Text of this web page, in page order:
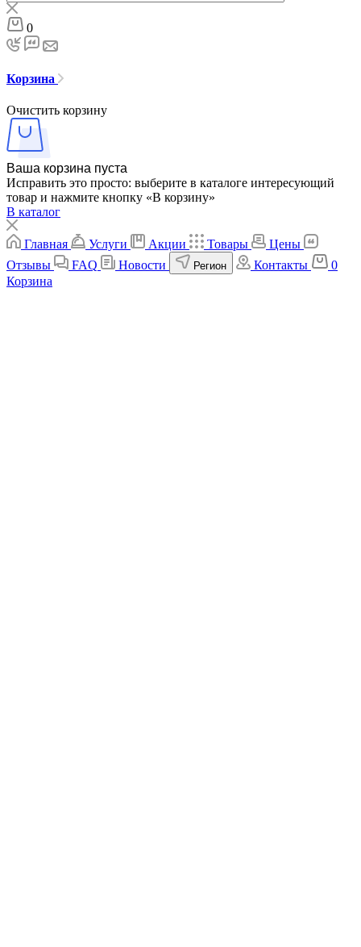
0
Корзина
Очистить корзину
Ваша корзина пуста
Исправить это просто: выберите в каталоге интересующий
товар и нажмите кнопку «В корзину»
В каталог
Главная Услуги Акции Товары
Цены
Отзывы
FAQ Новости Регион Контакты
0
Корзина